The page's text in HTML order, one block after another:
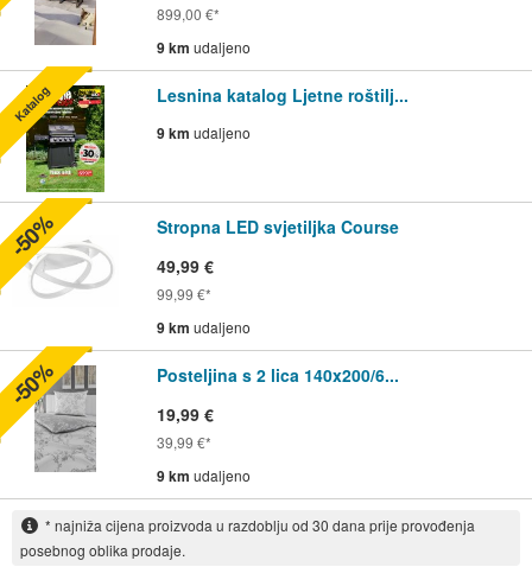
899,00 €
9 km udaljeno
Lesnina katalog Ljetne roštilj...
9 km udaljeno
Katalog
Stropna LED svjetiljka Course
49,99 €
99,99 €
9 km udaljeno
-50%
Posteljina s 2 lica 140x200/6...
19,99 €
39,99 €
9 km udaljeno
-50%
* najniža cijena proizvoda u razdoblju od 30 dana prije provođenja
posebnog oblika prodaje.